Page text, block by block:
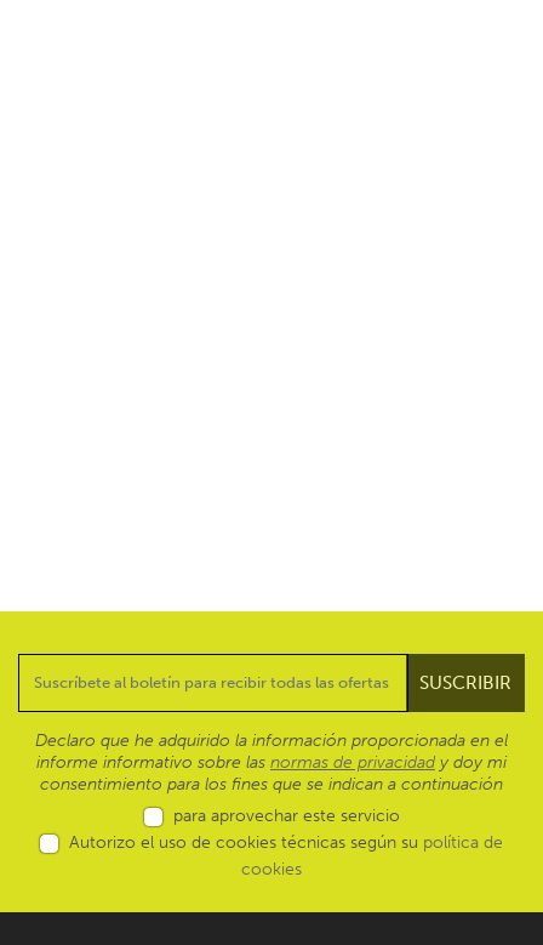
Declaro que he adquirido la información proporcionada en el
informe informativo sobre las normas de privacidad y doy mi
consentimiento para los fines que se indican a continuación
para aprovechar este servicio
Autorizo el uso de cookies técnicas según su política de
cookies